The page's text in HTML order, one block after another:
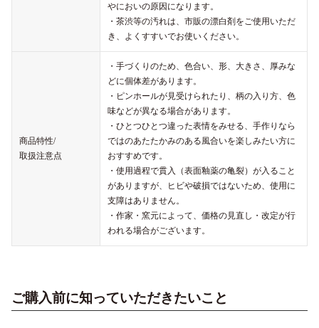
やにおいの原因になります。
・茶渋等の汚れは、市販の漂白剤をご使用いただ
き、よくすすいでお使いください。
商品特性/
取扱注意点
・手づくりのため、色合い、形、大きさ、厚みな
どに個体差があります。
・ピンホールが見受けられたり、柄の入り方、色
味などが異なる場合があります。
・ひとつひとつ違った表情をみせる、手作りなら
ではのあたたかみのある風合いを楽しみたい方に
おすすめです。
・使用過程で貫入（表面釉薬の亀裂）が入ること
がありますが、ヒビや破損ではないため、使用に
支障はありません。
・作家・窯元によって、価格の見直し・改定が行
われる場合がございます。
ご購入前に知っていただきたいこと